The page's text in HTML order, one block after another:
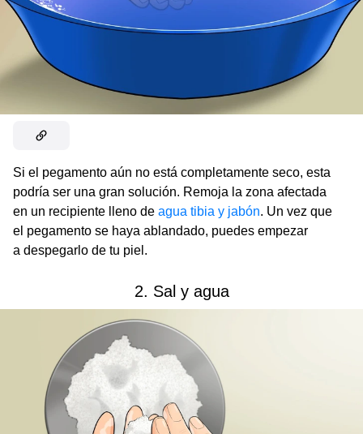
Si el pegamento aún no está completamente seco, esta
podría ser una gran solución. Remoja la zona afectada
en un recipiente lleno de agua tibia y jabón. Un vez que
el pegamento se haya ablandado, puedes empezar
a despegarlo de tu piel.
2. Sal y agua